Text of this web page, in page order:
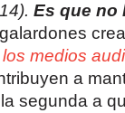
Es que no
medios
a
segunda a